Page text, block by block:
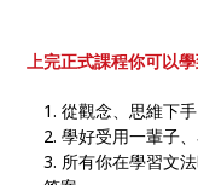
上完正式課程你可以
從觀念、思維下
學好受用一輩子
所有你在學習文